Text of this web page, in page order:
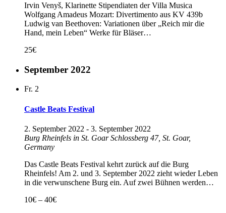
Irvin Venyš, Klarinette Stipendiaten der Villa Musica
Wolfgang Amadeus Mozart: Divertimento aus KV 439b
Ludwig van Beethoven: Variationen über „Reich mir die
Hand, mein Leben“ Werke für Bläser…
25€
September 2022
Fr. 2
Castle Beats Festival
2. September 2022 - 3. September 2022
Burg Rheinfels in St. GoarSchlossberg 47, St. Goar,
Germany
Das Castle Beats Festival kehrt zurück auf die Burg
Rheinfels! Am 2. und 3. September 2022 zieht wieder Leben
in die verwunschene Burg ein. Auf zwei Bühnen werden…
10€ – 40€